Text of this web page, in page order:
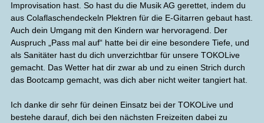
Improvisation hast. So hast du die Musik AG gerettet, indem du
aus Colaflaschendeckeln Plektren für die E-Gitarren gebaut hast.
Auch dein Umgang mit den Kindern war hervoragend. Der
Auspruch „Pass mal auf“ hatte bei dir eine besondere Tiefe, und
als Sanitäter hast du dich unverzichtbar für unsere TOKOLive
gemacht. Das Wetter hat dir zwar ab und zu einen Strich durch
das Bootcamp gemacht, was dich aber nicht weiter tangiert hat.
Ich danke dir sehr für deinen Einsatz bei der TOKOLive und
bestehe darauf, dich bei den nächsten Freizeiten dabei zu